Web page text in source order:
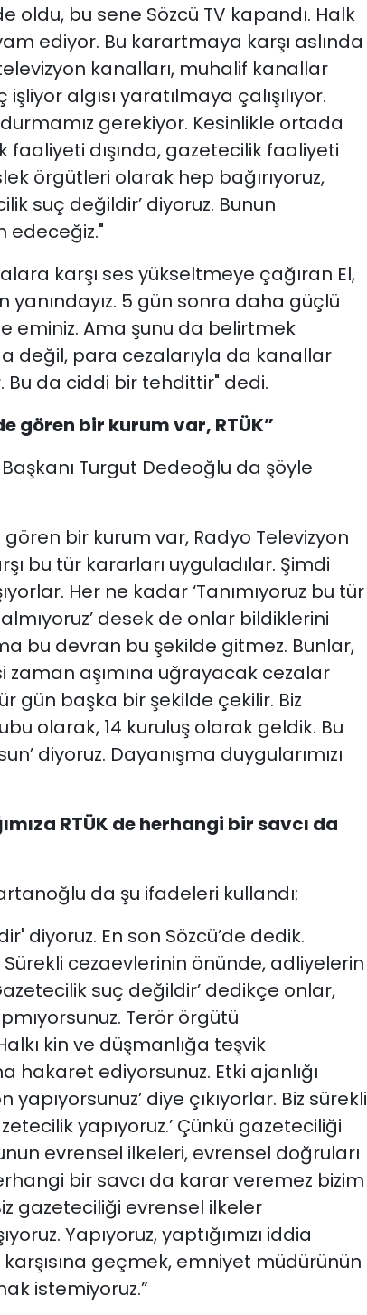
oldu, bu sene Sözcü TV kapandı. Halk
ediyor. Bu karartmaya karşı aslında
kanalları, muhalif kanallar
algısı yaratılmaya çalışılıyor.
gerekiyor. Kesinlikle ortada
faaliyeti dışında, gazetecilik faaliyeti
örgütleri olarak hep bağırıyoruz,
suç değildir’ diyoruz. Bunun
edeceğiz."
karşı ses yükseltmeye çağıran El,
yanındayız. 5 gün sonra daha güçlü
eminiz. Ama şunu da belirtmek
değil, para cezalarıyla da kanallar
Bu da ciddi bir tehdittir" dedi.
gören bir kurum var, RTÜK”
Başkanı Turgut Dedeoğlu da şöyle
gören bir kurum var, Radyo Televizyon
bu tür kararları uyguladılar. Şimdi
Her ne kadar ‘Tanımıyoruz bu tür
desek de onlar bildiklerini
bu devran bu şekilde gitmez. Bunlar,
aşımına uğrayacak cezalar
gün başka bir şekilde çekilir. Biz
olarak, 14 kuruluş olarak geldik. Bu
diyoruz. Dayanışma duygularımızı
RTÜK de herhangi bir savcı da
da şu ifadeleri kullandı:
diyoruz. En son Sözcü’de dedik.
cezaevlerinin önünde, adliyelerin
suç değildir’ dedikçe onlar,
Terör örgütü
kin ve düşmanlığa teşvik
hakaret ediyorsunuz. Etki ajanlığı
diye çıkıyorlar. Biz sürekli
yapıyoruz.’ Çünkü gazeteciliği
evrensel ilkeleri, evrensel doğruları
bir savcı da karar veremez bizim
gazeteciliği evrensel ilkeler
Yapıyoruz, yaptığımızı iddia
karşısına geçmek, emniyet müdürünün
istemiyoruz.”